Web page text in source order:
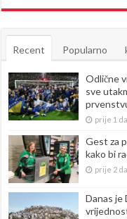
Recent Popularno
Odlične
sve
prije 1
Gest za
kako bi
prije 2
Danas je